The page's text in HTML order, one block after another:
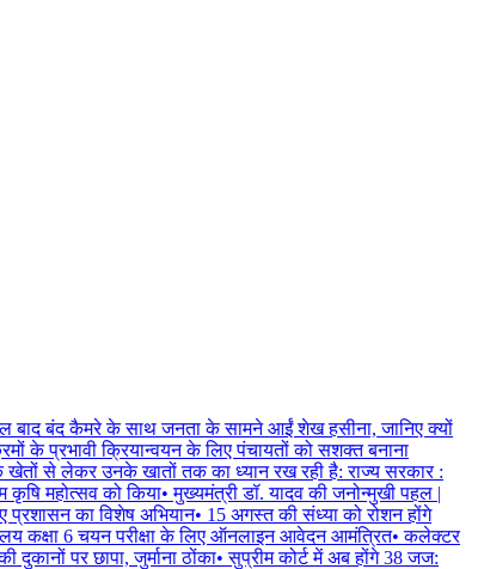
बंद कैमरे के साथ जनता के सामने आईं शेख हसीना, जानिए क्यों
के प्रभावी क्रियान्वयन के लिए पंचायतों को सशक्त बनाना
से लेकर उनके खातों तक का ध्यान रख रही है: राज्य सरकार :
महोत्सव को किया•मुख्यमंत्री डॉ. यादव की जनोन्मुखी पहल |
का विशेष अभियान•15 अगस्त की संध्या को रोशन होंगे
कक्षा 6 चयन परीक्षा के लिए ऑनलाइन आवेदन आमंत्रित•कलेक्टर
पर छापा, जुर्माना ठोंका•सुप्रीम कोर्ट में अब होंगे 38 जज: